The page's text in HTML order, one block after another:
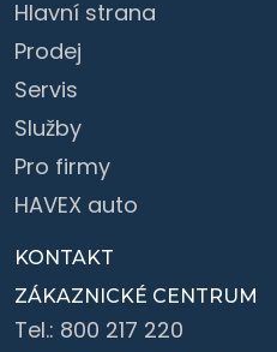
Hlavní strana
Prodej
Servis
Služby
Pro firmy
HAVEX auto
KONTAKT
ZÁKAZNICKÉ CENTRUM
Tel.: 800 217 220